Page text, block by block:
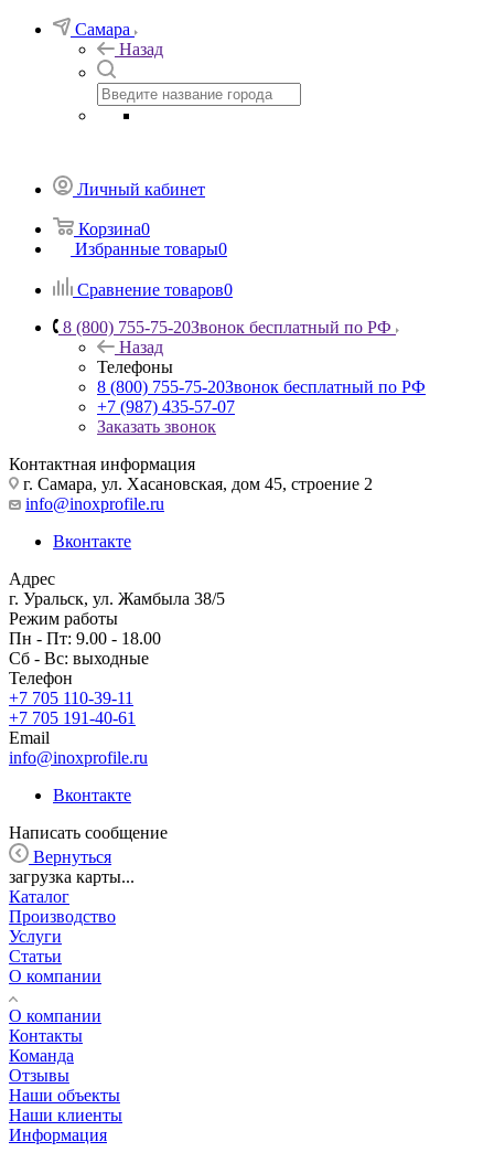
Самара
Назад
Личный кабинет
Корзина0
Избранные товары0
Сравнение товаров0
8 (800) 755-75-20Звонок бесплатный по РФ
Назад
Телефоны
8 (800) 755-75-20Звонок бесплатный по РФ
+7 (987) 435-57-07
Заказать звонок
Контактная информация
г. Самара, ул. Хасановская, дом 45, строение 2
info@inoxprofile.ru
Вконтакте
Адрес
г. Уральск, ул. Жамбыла 38/5
Режим работы
Пн - Пт: 9.00 - 18.00
Сб - Вс: выходные
Телефон
+7 705 110-39-11
+7 705 191-40-61
Email
info@inoxprofile.ru
Вконтакте
Написать сообщение
Вернуться
загрузка карты...
Каталог
Производство
Услуги
Статьи
О компании
О компании
Контакты
Команда
Отзывы
Наши объекты
Наши клиенты
Информация